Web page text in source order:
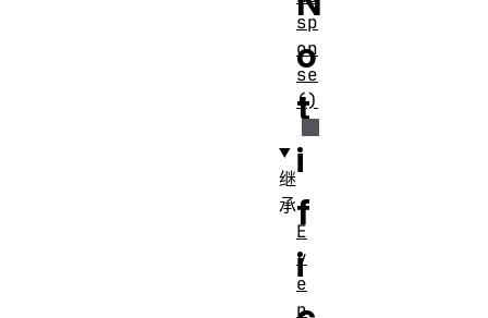
o
t
i
f
i
sp
on
se
()
继
承
E
v
e
n